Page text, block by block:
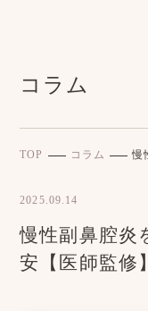
コラム
TOP コラム 慢
2025.09.14
慢性副鼻腔炎
安【医師監修】